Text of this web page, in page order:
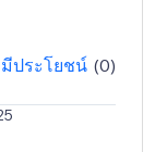
มีประโยชน์ (0)